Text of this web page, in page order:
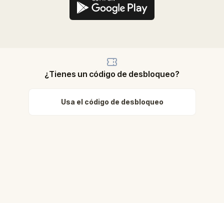
¿Tienes un código de desbloqueo?
Usa el código de desbloqueo